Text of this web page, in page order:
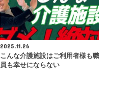
2025.11.26
こんな介護施設はご利用者様も職
員も幸せにならない